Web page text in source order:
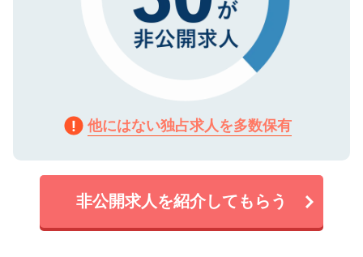
他にはない独占求人を多数保有
非公開求人を紹介してもらう